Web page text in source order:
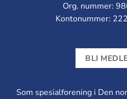
Org. nummer:
Kontonummer:
BLI
Som spesialforening i Den